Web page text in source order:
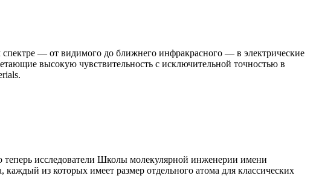
спектре — от видимого до ближнего инфракрасного — в электрические
высокую чувствительность с исключительной точностью в
исследователи Школы молекулярной инженерии имени
из которых имеет размер отдельного атома для классических